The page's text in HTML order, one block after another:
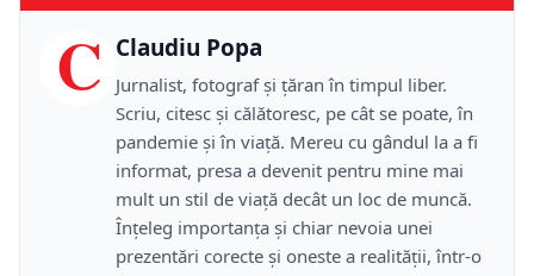
C Claudiu Popa
Jurnalist, fotograf și țăran în timpul liber.
Scriu, citesc și călătoresc, pe cât se poate, în
pandemie și în viață. Mereu cu gândul la a fi
informat, presa a devenit pentru mine mai
mult un stil de viață decât un loc de muncă.
Înțeleg importanța și chiar nevoia unei
prezentări corecte și oneste a realității, într-o